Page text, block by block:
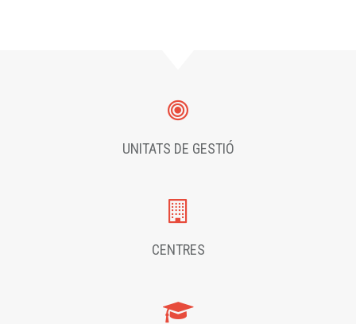
UNITATS DE GESTIÓ
CENTRES